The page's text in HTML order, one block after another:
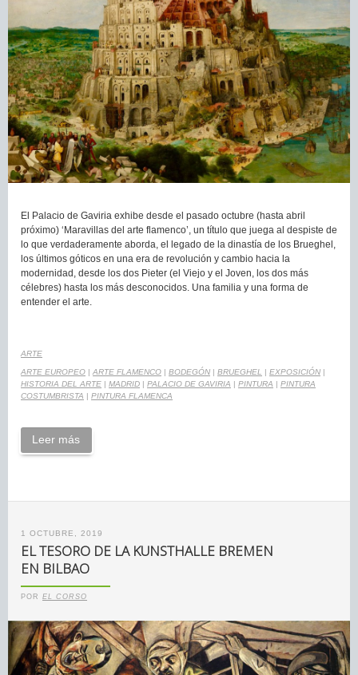
El Palacio de Gaviria exhibe desde el pasado octubre (hasta abril
próximo) ‘Maravillas del arte flamenco’, un título que juega al despiste de
lo que verdaderamente aborda, el legado de la dinastía de los Brueghel,
los últimos góticos en una era de revolución y cambio hacia la
modernidad, desde los dos Pieter (el Viejo y el Joven, los dos más
célebres) hasta los más desconocidos. Una familia y una forma de
entender el arte.
ARTE
ARTE EUROPEO | ARTE FLAMENCO | BODEGÓN | BRUEGHEL | EXPOSICIÓN |
HISTORIA DEL ARTE | MADRID | PALACIO DE GAVIRIA | PINTURA | PINTURA
COSTUMBRISTA | PINTURA FLAMENCA
Leer más
1 OCTUBRE, 2019
EL TESORO DE LA KUNSTHALLE BREMEN
EN BILBAO
POR EL CORSO